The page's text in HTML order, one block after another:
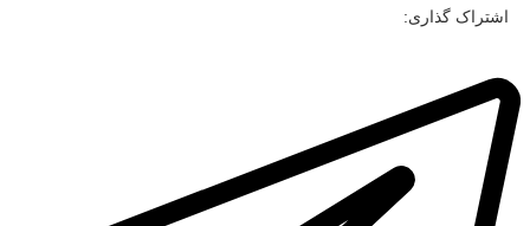
اشتراک گذاری: